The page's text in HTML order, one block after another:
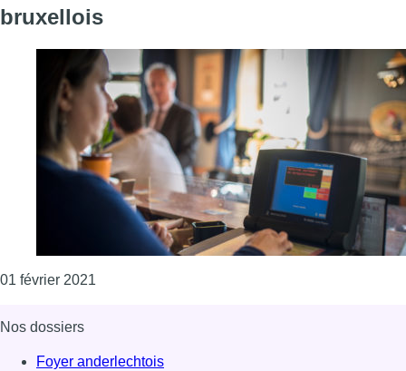
bruxellois
01 février 2021
Nos dossiers
Foyer anderlechtois